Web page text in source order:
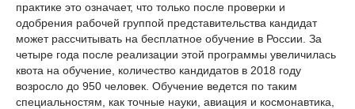
практике это означает, что только после проверки и
одобрения рабочей группой представительства кандидат
может рассчитывать на бесплатное обучение в России. За
четыре года после реализации этой программы увеличилась
квота на обучение, количество кандидатов в 2018 году
возросло до 950 человек. Обучение ведется по таким
специальностям, как точные науки, авиация и космонавтика,